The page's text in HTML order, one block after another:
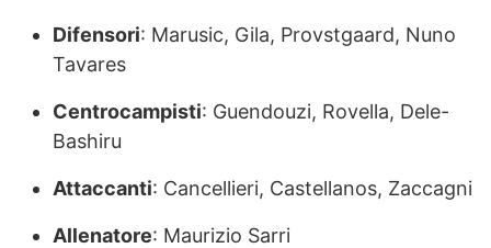
Difensori: Marusic, Gila, Provstgaard, Nuno
Tavares
Centrocampisti: Guendouzi, Rovella, Dele-
Bashiru
Attaccanti: Cancellieri, Castellanos, Zaccagni
Allenatore: Maurizio Sarri